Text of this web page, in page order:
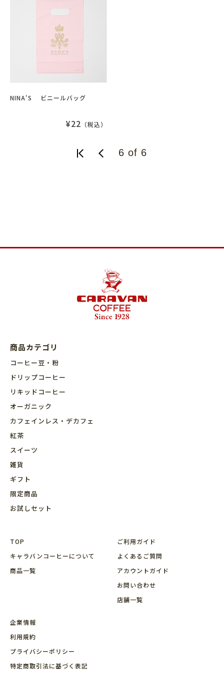
NINA'S ビニールバッグ
¥22 （税込）
6 of 6
商品カテゴリ
コーヒー豆・粉
ドリップコーヒー
リキッドコーヒー
オーガニック
カフェインレス・デカフェ
紅茶
スイーツ
雑貨
ギフト
限定商品
お試しセット
TOP
キャラバンコーヒーについて
商品⼀覧
ご利用ガイド
よくあるご質問
アカウントガイド
お問い合わせ
店舗⼀覧
企業情報
利用規約
プライバシーポリシー
特定商取引法に基づく表記